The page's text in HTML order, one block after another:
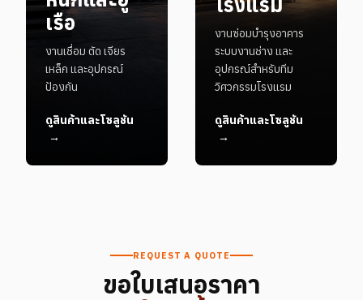
เรือ
งานเชื่อม ตัด เจียร
เหล็ก และอุปกรณ์
ป้องกัน
ดูสินค้าและโซลูชัน
→
งานซ่อมบำรุงอาคาร
ระบบงานช่าง และ
อุปกรณ์สำหรับทีม
วิศวกรรมโรงแรม
ดูสินค้าและโซลูชัน
→
REQUEST A QUOTE
ขอใบเสนอราคา